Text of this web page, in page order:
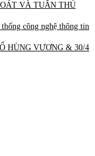
VÀ TUÂN THỦ
công nghệ thông tin
HÙNG VƯƠNG & 30/4